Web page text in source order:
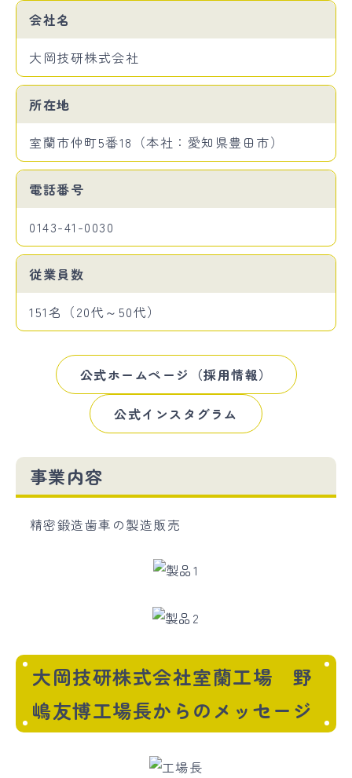
会社名
大岡技研株式会社
所在地
室蘭市仲町5番18（本社：愛知県豊田市）
電話番号
0143-41-0030
従業員数
151名（20代～50代）
公式ホームページ（採用情報）
公式インスタグラム
事業内容
精密鍛造歯車の製造販売
大岡技研株式会社室蘭工場 野
嶋友博工場長からのメッセージ